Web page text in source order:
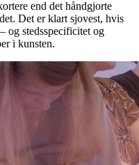
end det håndgjorte
Det er klart sjovest, hvis
og stedsspecificitet og
i kunsten.